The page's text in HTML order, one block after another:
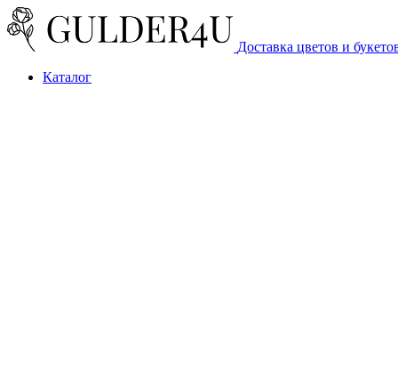
Доставка цветов и
Каталог